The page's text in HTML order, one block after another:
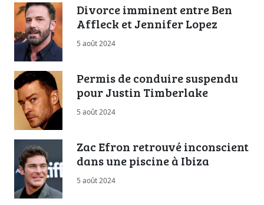
Divorce imminent entre Ben
Affleck et Jennifer Lopez
5 août 2024
Permis de conduire suspendu
pour Justin Timberlake
5 août 2024
Zac Efron retrouvé inconscient
dans une piscine à Ibiza
5 août 2024